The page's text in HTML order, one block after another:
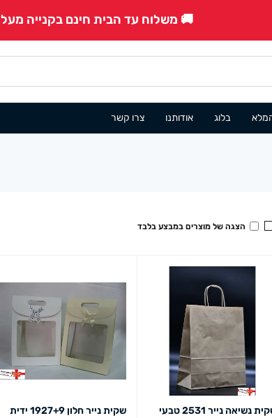
🚚 משלוח עד הבית חינם בקנייה מעל 500₪!
בלוג אודותנו צרו קשר
הצגה של מוצרים במבצע בלבד
שקית נשיאה נייר 2531 טבעי
שקית נייר חלון 1927+9 ידית